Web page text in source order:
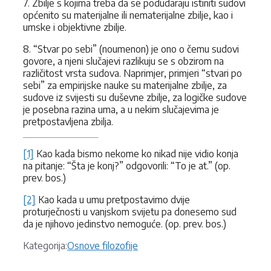
7. Zbilje s kojima treba da se podudaraju istiniti sudovi
općenito su materijalne ili nematerijalne zbilje, kao i
umske i objektivne zbilje.
8. “Stvar po sebi” (noumenon) je ono o čemu sudovi
govore, a njeni slučajevi razlikuju se s obzirom na
različitost vrsta sudova. Naprimjer, primjeri “stvari po
sebi” za empirijske nauke su materijalne zbilje, za
sudove iz svijesti su duševne zbilje, za logičke sudove
je posebna razina uma, a u nekim slučajevima je
pretpostavljena zbilja.
[1] Kao kada bismo nekome ko nikad nije vidio konja
na pitanje: “Šta je konj?” odgovorili: “To je at.” (op.
prev. bos.)
[2] Kao kada u umu pretpostavimo dvije
proturječnosti u vanjskom svijetu pa donesemo sud
da je njihovo jedinstvo nemoguće. (op. prev. bos.)
Kategorija:Kategorije
Osnove filozofije